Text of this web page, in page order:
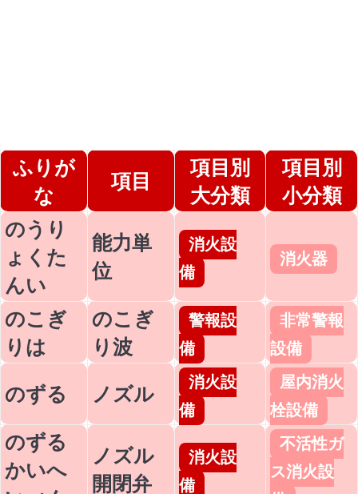
ふりが
な
項目
項目別
大分類
項目別
小分類
のうり
ょくた
んい
能力単
位
消火設
備
消火器
のこぎ
りは
のこぎ
り波
警報設
備
非常警報
設備
のずる ノズル
消火設
備
屋内消火
栓設備
のずる
かいへ
ノズル
開閉弁
消火設
備
不活性ガ
ス消火設